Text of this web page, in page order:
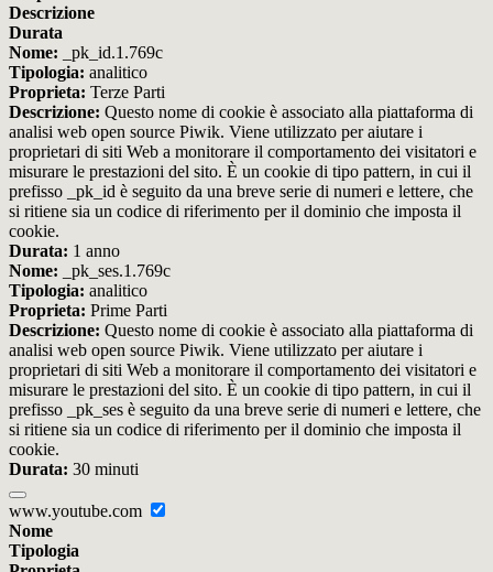
Descrizione
Durata
Nome: _pk_id.1.769c
Tipologia: analitico
Proprieta: Terze Parti
Descrizione: Questo nome di cookie è associato alla piattaforma di
analisi web open source Piwik. Viene utilizzato per aiutare i
proprietari di siti Web a monitorare il comportamento dei visitatori e
misurare le prestazioni del sito. È un cookie di tipo pattern, in cui il
prefisso _pk_id è seguito da una breve serie di numeri e lettere, che
si ritiene sia un codice di riferimento per il dominio che imposta il
cookie.
Durata: 1 anno
Nome: _pk_ses.1.769c
Tipologia: analitico
Proprieta: Prime Parti
Descrizione: Questo nome di cookie è associato alla piattaforma di
analisi web open source Piwik. Viene utilizzato per aiutare i
proprietari di siti Web a monitorare il comportamento dei visitatori e
misurare le prestazioni del sito. È un cookie di tipo pattern, in cui il
prefisso _pk_ses è seguito da una breve serie di numeri e lettere, che
si ritiene sia un codice di riferimento per il dominio che imposta il
cookie.
Durata: 30 minuti
www.youtube.com
Nome
Tipologia